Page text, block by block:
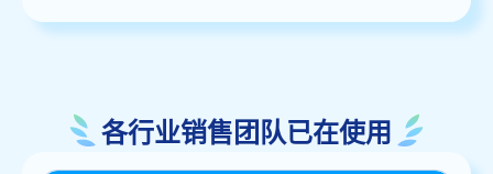
各行业销售团队已在使用